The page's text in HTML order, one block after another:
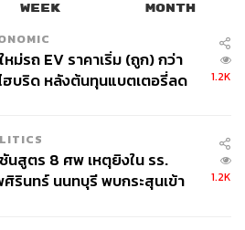
WEEK MONTH
หม่รถ EV ราคาเริ่ม (ถูก) กว่า
ฮบริด หลังต้นทุนแบตเตอรี่ลด
1.2K
นสูตร 8 ศพ เหตุยิงใน รร.
ศิรินทร์ นนทบุรี พบกระสุนเข้า
1.2K